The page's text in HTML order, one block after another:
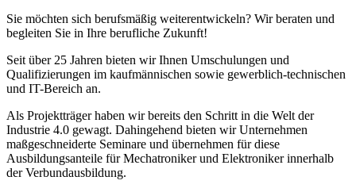
Sie möchten sich berufsmäßig weiterentwickeln? Wir beraten und
begleiten Sie in Ihre berufliche Zukunft!
Seit über 25 Jahren bieten wir Ihnen Umschulungen und
Qualifizierungen im kaufmännischen sowie gewerblich-technischen
und IT-Bereich an.
Als Projektträger haben wir bereits den Schritt in die Welt der
Industrie 4.0 gewagt. Dahingehend bieten wir Unternehmen
maßgeschneiderte Seminare und übernehmen für diese
Ausbildungsanteile für Mechatroniker und Elektroniker innerhalb
der Verbundausbildung.